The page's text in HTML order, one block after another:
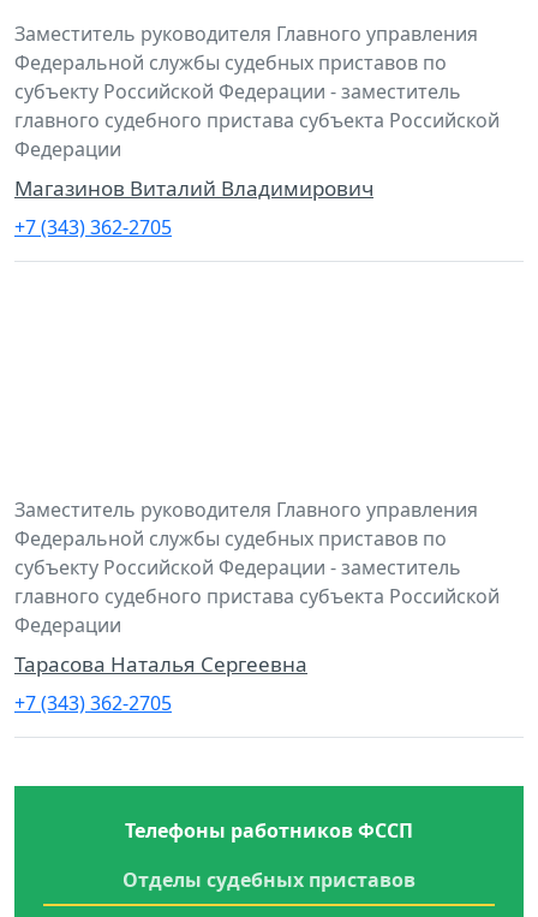
Заместитель руководителя Главного управления
Федеральной службы судебных приставов по
субъекту Российской Федерации - заместитель
главного судебного пристава субъекта Российской
Федерации
Магазинов Виталий Владимирович
+7 (343) 362-2705
Заместитель руководителя Главного управления
Федеральной службы судебных приставов по
субъекту Российской Федерации - заместитель
главного судебного пристава субъекта Российской
Федерации
Тарасова Наталья Сергеевна
+7 (343) 362-2705
Телефоны работников ФССП
Отделы судебных приставов